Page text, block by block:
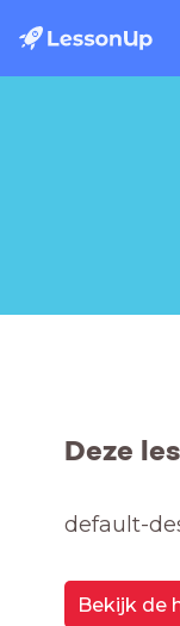
Deze
default-
Bekijk de